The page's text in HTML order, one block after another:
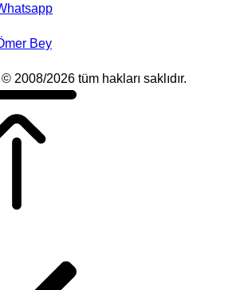
Bey
2008/2026 tüm hakları saklıdır.